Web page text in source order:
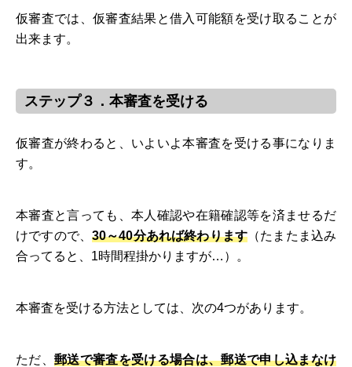
仮審査では、仮審査結果と借入可能額を受け取ることが
出来ます。
ステップ３．本審査を受ける
仮審査が終わると、いよいよ本審査を受ける事になりま
す。
本審査と言っても、本人確認や在籍確認等を済ませるだ
けですので、 30～40分あれば終わります （たまたま込み
合ってると、1時間程掛かりますが…）。
本審査を受ける方法としては、次の4つがあります。
ただ、 郵送で審査を受ける場合は、郵送で申し込まなけ